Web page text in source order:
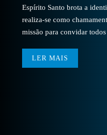
Espírito Santo brota a
realiza-se como
missão para convidar
LER MAIS